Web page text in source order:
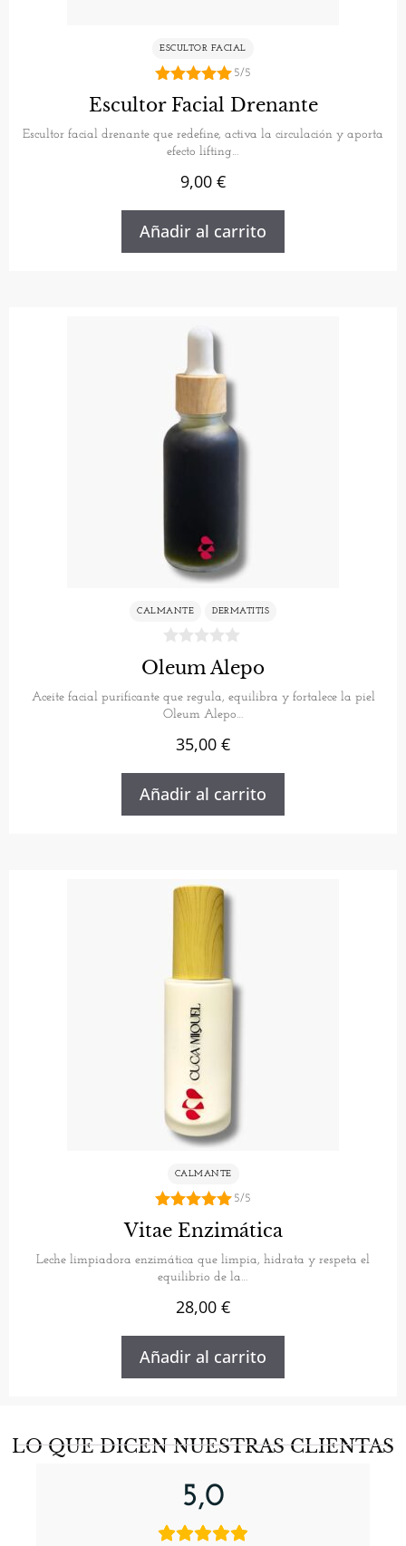
ESCULTOR FACIAL
5.00
de 5
5/5
Escultor Facial Drenante
Escultor facial drenante que redefine, activa la circulación y aporta
efecto lifting…
9,00 €
Añadir al carrito
CALMANTE DERMATITIS
Oleum Alepo
Aceite facial purificante que regula, equilibra y fortalece la piel
Oleum Alepo…
35,00 €
Añadir al carrito
CALMANTE
5.00
de 5
5/5
Vitae Enzimática
Leche limpiadora enzimática que limpia, hidrata y respeta el
equilibrio de la…
28,00 €
Añadir al carrito
LO QUE DICEN NUESTRAS CLIENTAS
5,0